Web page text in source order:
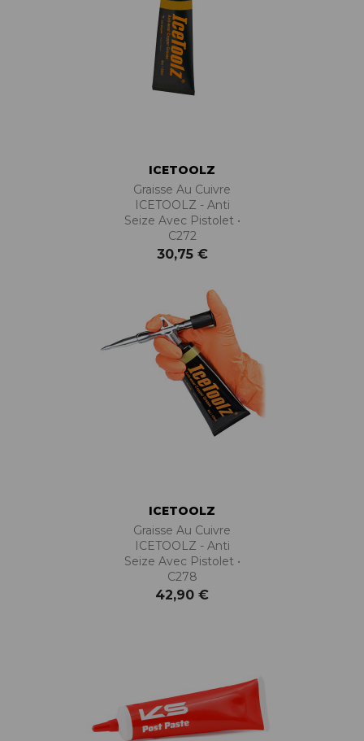
ICETOOLZ
Graisse Au Cuivre
ICETOOLZ - Anti
Seize Avec Pistolet •
C272
30,75 €
ICETOOLZ
Graisse Au Cuivre
ICETOOLZ - Anti
Seize Avec Pistolet •
C278
42,90 €